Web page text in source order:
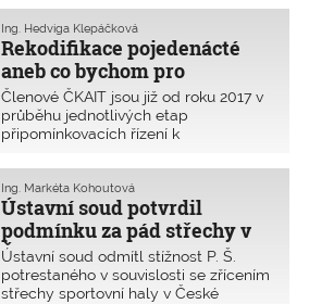
mluvit, teď, když daná situace končí.
Ale vše má svá pro i proti. Potřeboval
jsem získat
Rekodifikace pojedenácté
aneb co bychom pro
budoucnost stavebního práva
neudělali
Ing. Hedviga Klepáčková
Členové ČKAIT jsou již od roku 2017 v
průběhu jednotlivých etap
připomínkovacích řízení k
stavebnímu právu zvyklí na všelicos.
Mysleli jsme si, že nás už nic
nepřekvapí, ale zmýlili jsme se. K
připomínkování jsme dostali téměř
úplně jiný text.
Ústavní soud potvrdil
podmínku za pád střechy v
České Třebové
Ing. Markéta Kohoutová
Ústavní soud odmítl stížnost P. Š.
potrestaného v souvislosti se zřícením
střechy sportovní haly v České